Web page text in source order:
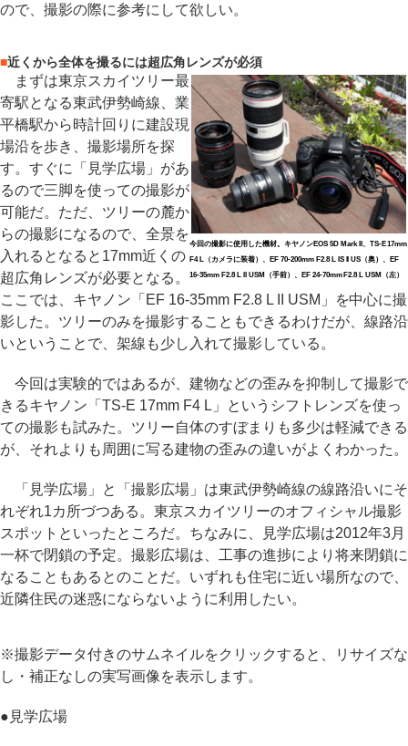
ので、撮影の際に参考にして欲しい。
■近くから全体を撮るには超広角レンズが必須
今回の撮影に使用した機材。キヤノンEOS 5D Mark II、TS-E 17mm
F4 L（カメラに装着）、EF 70-200mm F2.8 L IS II US（奥）、EF
16-35mm F2.8 L II USM（手前）、EF 24-70mm F2.8 L USM（左）
まずは東京スカイツリー最
寄駅となる東武伊勢崎線、業
平橋駅から時計回りに建設現
場沿を歩き、撮影場所を探
す。すぐに「見学広場」があ
るので三脚を使っての撮影が
可能だ。ただ、ツリーの麓か
らの撮影になるので、全景を
入れるとなると17mm近くの
超広角レンズが必要となる。
ここでは、キヤノン「EF 16-35mm F2.8 L II USM」を中心に撮
影した。ツリーのみを撮影することもできるわけだが、線路沿
いということで、架線も少し入れて撮影している。
今回は実験的ではあるが、建物などの歪みを抑制して撮影で
きるキヤノン「TS-E 17mm F4 L」というシフトレンズを使っ
ての撮影も試みた。ツリー自体のすぼまりも多少は軽減できる
が、それよりも周囲に写る建物の歪みの違いがよくわかった。
「見学広場」と「撮影広場」は東武伊勢崎線の線路沿いにそ
れぞれ1カ所づつある。東京スカイツリーのオフィシャル撮影
スポットといったところだ。ちなみに、見学広場は2012年3月
一杯で閉鎖の予定。撮影広場は、工事の進捗により将来閉鎖に
なることもあるとのことだ。いずれも住宅に近い場所なので、
近隣住民の迷惑にならないように利用したい。
※撮影データ付きのサムネイルをクリックすると、リサイズな
し・補正なしの実写画像を表示します。
● 見学広場